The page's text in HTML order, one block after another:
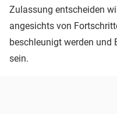
Zulassung entscheiden
angesichts von
beschleunigt werden und
sein.